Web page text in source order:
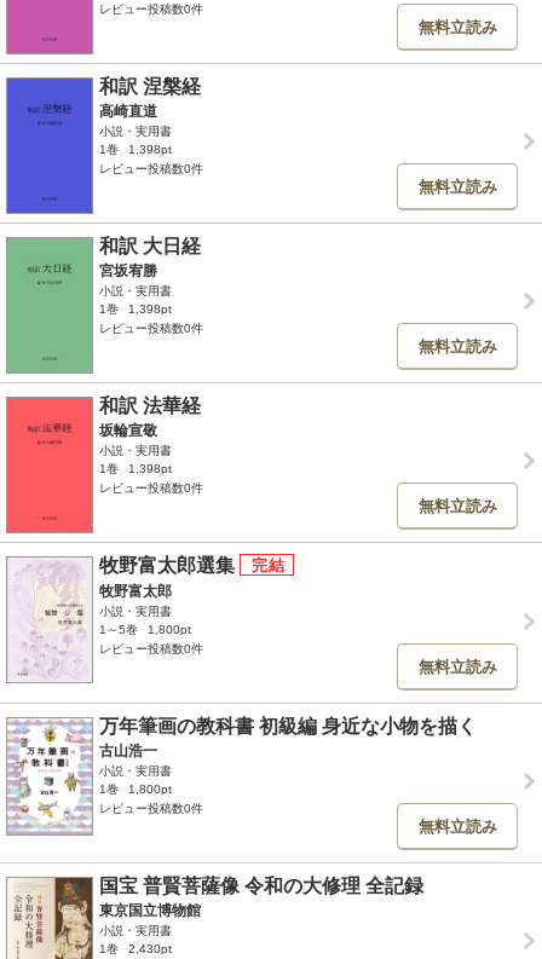
レビュー投稿数0件
無料立読み
和訳 涅槃経
高崎直道
小説・実用書
1巻
1,398pt
レビュー投稿数0件
無料立読み
和訳 大日経
宮坂宥勝
小説・実用書
1巻
1,398pt
レビュー投稿数0件
無料立読み
和訳 法華経
坂輪宣敬
小説・実用書
1巻
1,398pt
レビュー投稿数0件
無料立読み
牧野富太郎選集
牧野富太郎
小説・実用書
1～5巻
1,800pt
レビュー投稿数0件
無料立読み
万年筆画の教科書 初級編 身近な小物を描く
古山浩一
小説・実用書
1巻
1,800pt
レビュー投稿数0件
無料立読み
国宝 普賢菩薩像 令和の大修理 全記録
東京国立博物館
小説・実用書
1巻
2,430pt